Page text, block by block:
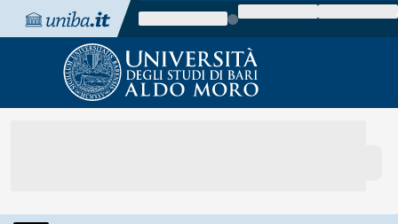
Vai al contenuto
Vai alla navigazione
Vai al footer